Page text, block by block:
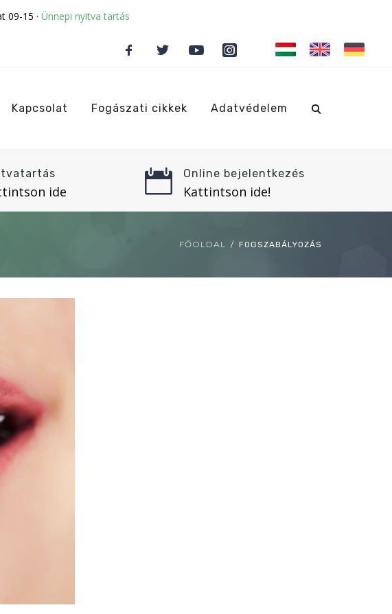
09-15 · Ünnepi nyitva tartás
Kapcsolat Fogászati cikkek Adatvédelem
ide
Online bejelentkezés
Kattintson ide!
FŐOLDAL FOGSZABÁLYOZÁS